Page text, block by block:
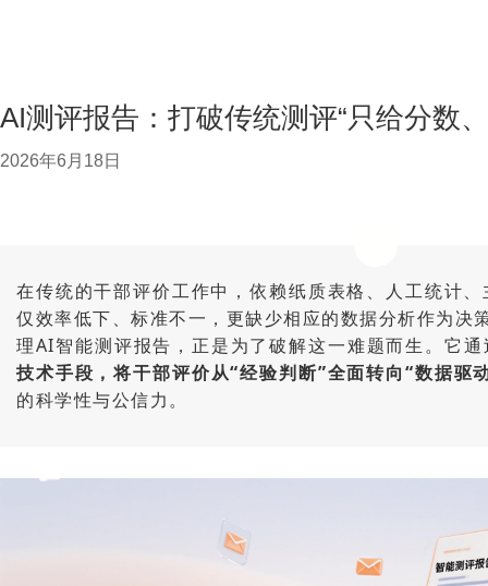
AI测评报告：打破传统测评“只给分数
2026年6月18日
在传统的干部评价工作中，依赖纸质表格、人工统计
仅效率低下、标准不一，更缺少相应的数据分析作为决
理AI智能测评报告，正是为了破解这一难题而生。它通
技术手段，将干部评价从“经验判断”全面转向“数据驱
的科学性与公信力。